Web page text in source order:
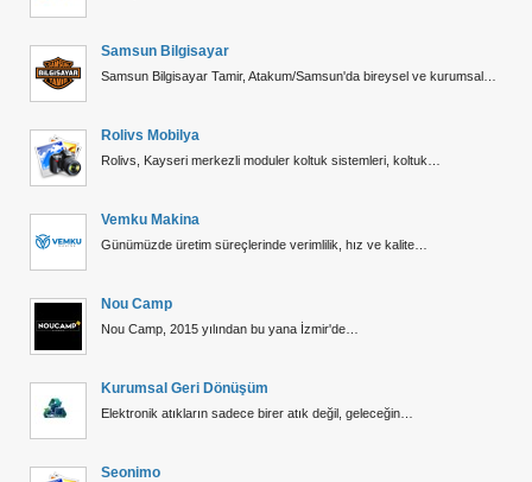
Samsun Bilgisayar
Samsun Bilgisayar Tamir, Atakum/Samsun'da bireysel ve kurumsal…
Rolivs Mobilya
Rolivs, Kayseri merkezli moduler koltuk sistemleri, koltuk…
Vemku Makina
Günümüzde üretim süreçlerinde verimlilik, hız ve kalite…
Nou Camp
Nou Camp, 2015 yılından bu yana İzmir'de…
Kurumsal Geri Dönüşüm
Elektronik atıkların sadece birer atık değil, geleceğin…
Seonimo